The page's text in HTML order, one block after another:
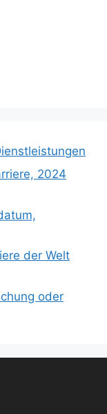
2024
der Welt
oder